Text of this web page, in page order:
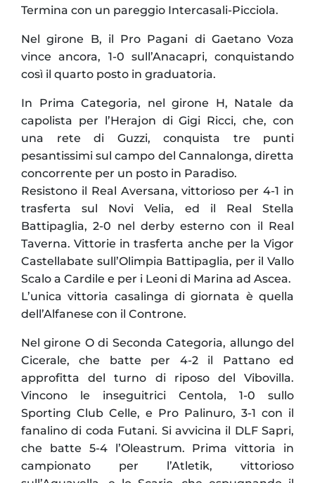
Termina con un pareggio Intercasali-Picciola.
Nel girone B, il Pro Pagani di Gaetano Voza
vince ancora, 1-0 sull’Anacapri, conquistando
così il quarto posto in graduatoria.
In Prima Categoria, nel girone H, Natale da
capolista per l’Herajon di Gigi Ricci, che, con
una rete di Guzzi, conquista tre punti
pesantissimi sul campo del Cannalonga, diretta
concorrente per un posto in Paradiso.
Resistono il Real Aversana, vittorioso per 4-1 in
trasferta sul Novi Velia, ed il Real Stella
Battipaglia, 2-0 nel derby esterno con il Real
Taverna. Vittorie in trasferta anche per la Vigor
Castellabate sull’Olimpia Battipaglia, per il Vallo
Scalo a Cardile e per i Leoni di Marina ad Ascea.
L’unica vittoria casalinga di giornata è quella
dell’Alfanese con il Controne.
Nel girone O di Seconda Categoria, allungo del
Cicerale, che batte per 4-2 il Pattano ed
approfitta del turno di riposo del Vibovilla.
Vincono le inseguitrici Centola, 1-0 sullo
Sporting Club Celle, e Pro Palinuro, 3-1 con il
fanalino di coda Futani. Si avvicina il DLF Sapri,
che batte 5-4 l’Oleastrum. Prima vittoria in
campionato per l’Atletik, vittorioso